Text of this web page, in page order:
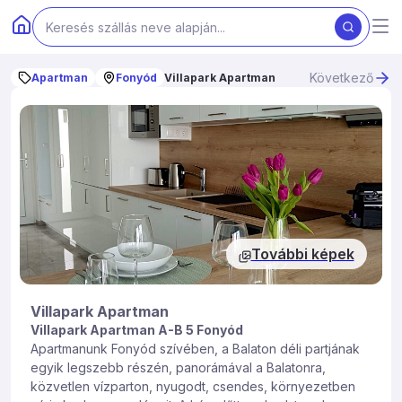
Apartman Fonyód Villapark Apartman Következő
További képek
Villapark Apartman
Villapark Apartman A-B 5 Fonyód
Apartmanunk Fonyód szívében, a Balaton déli partjának
egyik legszebb részén, panorámával a Balatonra,
közvetlen vízparton, nyugodt, csendes, környezetben